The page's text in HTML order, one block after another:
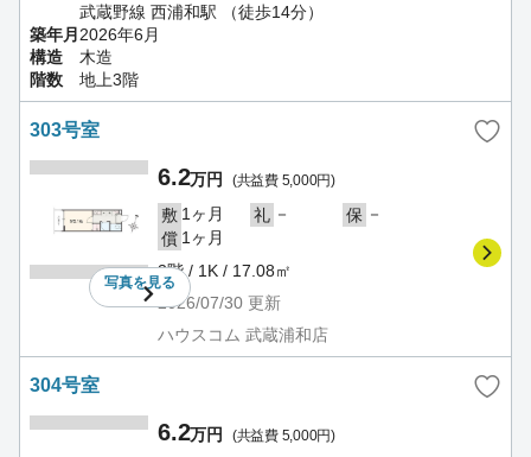
武蔵野線 西浦和駅 （徒歩14分）
築年月 2026年6月
構造
木造
階数
地上3階
303号室
写真を見る
6.2万円 (共益費 5,000円)
敷 1ヶ月 礼 － 保 －
償 1ヶ月
3階 / 1K / 17.08㎡
2026/07/30 更新
ハウスコム 武蔵浦和店
304号室
6.2万円 (共益費 5,000円)